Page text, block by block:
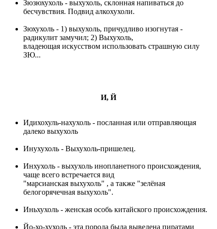
Зюзюхухоль - выхухоль, склонная напиваться до
бесчувствия. Подвид алкохухоли.
Зюхухоль - 1) выхухоль, причудливо изогнутая -
радикулит замучил; 2) Выхухоль,
владеющая искусством использовать страшную силу
ЗЮ...
И, Й
Идихохуль-нахухоль - посланная или отправляющая
далеко выхухоль
Инухухоль - Выхухоль-пришелец.
Инхухоль - выхухоль инопланетного происхождения,
чаще всего встречается вид
"марсианская выхухоль" , а также "зелёная
белогорячечная выхухоль".
Иньхухоль - женская особь китайского происхождения.
Йо-хо-хухоль - эта порода была выведена пиратами